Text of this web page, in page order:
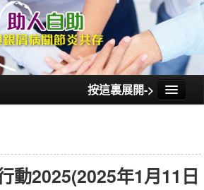
按這裏展開->
動2025(2025年1月11日